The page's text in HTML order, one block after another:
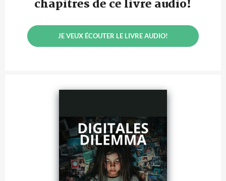
chapitres de ce livre audio!
JE VEUX ÉCOUTER LE LIVRE AUDIO!